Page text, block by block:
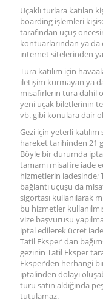
Uçaklı turlara katılan
boarding işlemleri
tarafından uçuş
kontuarlarından ya da
internet sitelerinden
Tura katılım için
iletişim kurmayan ya
misafirlerin tura dahil
yeni uçak biletlerinin
vb. gibi konulara dair
Gezi için yeterli
hareket tarihinden 21
Böyle bir durumda
tamamı misafire iade
hizmetlerin iadesinde;
bağlantı uçuşu da
sigortası kullanılarak
bu hizmetler
vize başvurusu
iptal edilerek ücret
Tatil Eksper’ dan
gezinin Tatil Eksper
Eksper’den herhangi
iptalinden dolayı
turu satın aldığında
tutulamaz.